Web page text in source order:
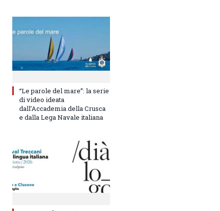
“Le parole del mare”: la serie
di video ideata
dall’Accademia della Crusca
e dalla Lega Navale italiana